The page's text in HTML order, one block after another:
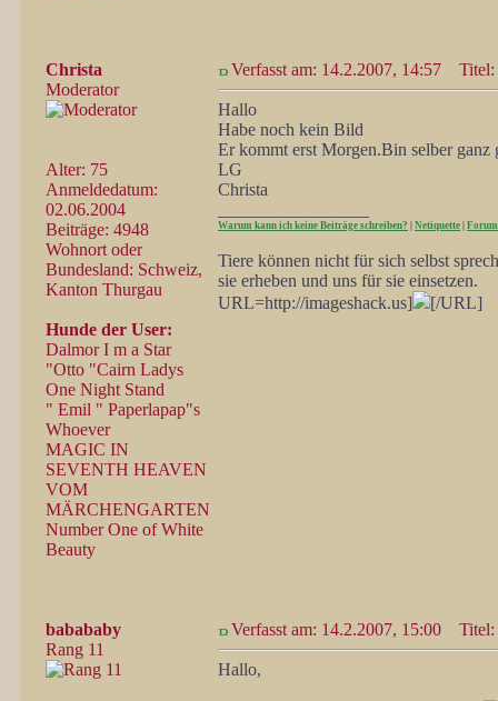
Christa
Moderator
Alter: 75
Anmeldedatum:
02.06.2004
Beiträge: 4948
Wohnort oder
Bundesland: Schweiz,
Kanton Thurgau
Hunde der User:
Dalmor I m a Star
"Otto "Cairn Ladys
One Night Stand
" Emil " Paperlapap"s
Whoever
MAGIC IN
SEVENTH HEAVEN
VOM
MÄRCHENGARTEN
Number One of White
Beauty
Verfasst am: 14.2.2007, 14:57 Titel:
Hallo
Habe noch kein Bild
Er kommt erst Morgen.Bin selber ganz
LG
Christa
Warum kann ich keine Beiträge schreiben? Netiquette
Tiere können nicht für sich selbst
sie erheben und uns für sie einsetzen.
URL=http://imageshack.us]
[/URL]
babababy
Rang 11
Verfasst am: 14.2.2007, 15:00 Titel:
Hallo,